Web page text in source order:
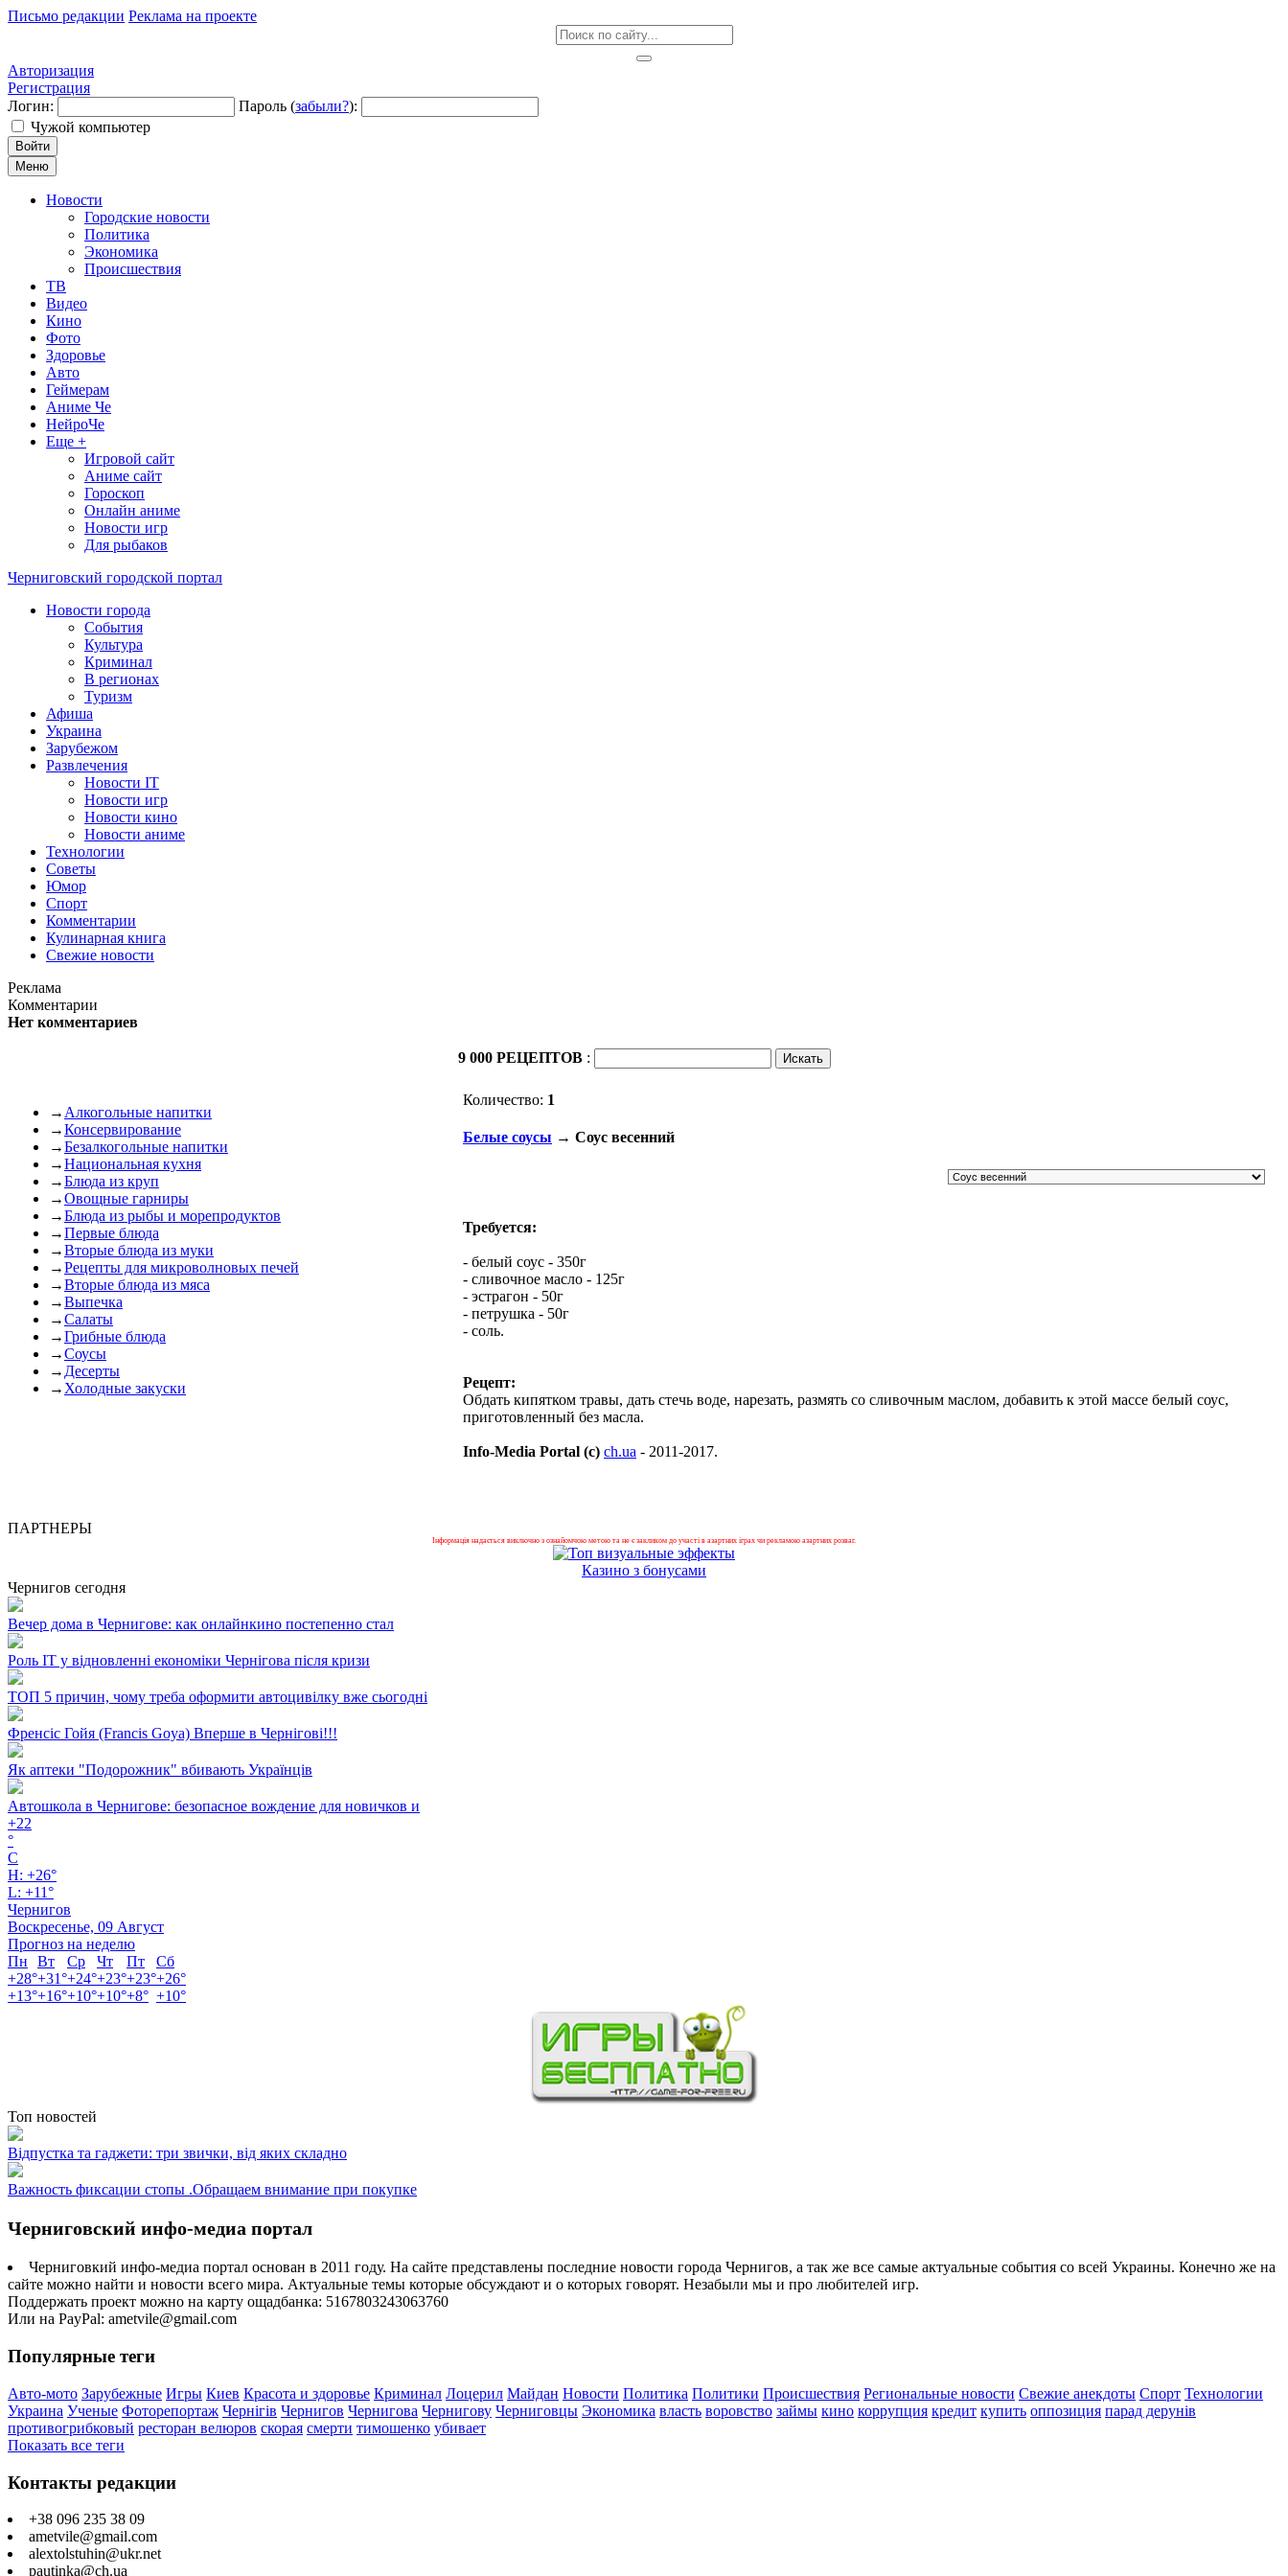
Письмо редакции Реклама на проекте
Авторизация
Регистрация
Логин:
Пароль (забыли?):
Чужой компьютер
Войти
Меню
Новости
Городские новости
Политика
Экономика
Происшествия
ТВ
Видео
Кино
Фото
Здоровье
Авто
Геймерам
Аниме Че
НейроЧе
Еще +
Игровой сайт
Аниме сайт
Гороскоп
Онлайн аниме
Новости игр
Для рыбаков
Черниговский городской портал
Новости города
События
Культура
Криминал
В регионах
Туризм
Афиша
Украина
Зарубежом
Развлечения
Новости IT
Новости игр
Новости кино
Новости аниме
Технологии
Советы
Юмор
Спорт
Комментарии
Кулинарная книга
Свежие новости
Реклама
Комментарии
Нет комментариев
9 000 РЕЦЕПТОВ :
→ Алкогольные напитки
→Консервирование
→Безалкогольные напитки
→Национальная кухня
→Блюда из круп
→Овощные гарниры
→Блюда из рыбы и морепродуктов
→Первые блюда
→Вторые блюда из муки
→Рецепты для микроволновых печей
→Вторые блюда из мяса
→Выпечка
→Салаты
→Грибные блюда
→Соусы
→ Десерты
→ Холодные закуски
Количество: 1
Белые соусы → Соус весенний
Требуется:
- белый соус - 350г
- сливочное масло - 125г
- эстрагон - 50г
- петрушка - 50г
- соль.
Рецепт:
Обдать кипятком травы, дать стечь воде, нарезать, размять со сливочным маслом, добавить к этой массе белый соус,
приготовленный без масла.
Info-Media Portal (c) ch.ua - 2011-2017.
ПАРТНЕРЫ
Інформація надається виключно з ознайомчою метою та не є закликом до участі в азартних іграх чи рекламою азартних розваг.
Казино з бонусами
Чернигов сегодня
Вечер дома в Чернигове: как онлайнкино постепенно стал
Роль ІТ у відновленні економіки Чернігова після кризи
ТОП 5 причин, чому треба оформити автоцивілку вже сьогодні
Френсіс Гойя (Francis Goya) Вперше в Чернігові!!!
Як аптеки "Подорожник" вбивають Українців
Автошкола в Чернигове: безопасное вождение для новичков и
+22
°
C
H: +26°
L: +11°
Чернигов
Воскресенье, 09 Август
Прогноз на неделю
Пн
Вт Ср Чт Пт
Сб
+28°+31°+24°+23°+23°+26°
+13°+16°+10°+10°+8° +10°
Топ новостей
Відпустка та гаджети: три звички, від яких складно
Важность фиксации стопы .Обращаем внимание при покупке
Черниговский инфо-медиа портал
Черниговкий инфо-медиа портал основан в 2011 году. На сайте представлены последние новости города Чернигов, а так же все самые актуальные события со всей Украины. Конечно же на
сайте можно найти и новости всего мира. Актуальные темы которые обсуждают и о которых говорят. Незабыли мы и про любителей игр.
Поддержать проект можно на карту ощадбанка: 5167803243063760
Или на PayPal: ametvile@gmail.com
Популярные теги
Авто-мото Зарубежные Игры Киев Красота и здоровье Криминал Лоцерил Майдан Новости Политика Политики Происшествия Региональные новости Свежие анекдоты Спорт Технологии
Украина Ученые Фоторепортаж Чернігів Чернигов Чернигова Чернигову Черниговцы Экономика власть воровство займы кино коррупция кредит купить оппозиция парад дерунів
противогрибковый ресторан велюров скорая смерти тимошенко убивает
Показать все теги
Контакты редакции
+38 096 235 38 09
ametvile@gmail.com
alextolstuhin@ukr.net
pautinka@ch.ua